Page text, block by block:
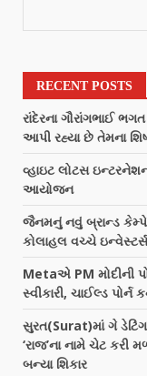
RECENT POSTS
રાંદેરના ગૌરાંગભાઈ
આપી રહ્યા છે તેમના
વ્હાઇટ લોટસ
આયોજન
જૈનમનું નવું બ્રાન્ડ
કોલાહલ વચ્ચે
Metaએ PM મોદીની
સ્વીકારી, ચાઈલ્ડ
સુરત(Surat)માં ગે
‘રાજ’ના નામે ચેટ કરી
બન્યા શિકાર